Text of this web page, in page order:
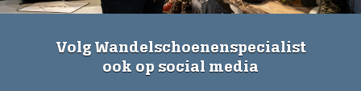
Volg Wandelschoenenspecialist
ook op social media